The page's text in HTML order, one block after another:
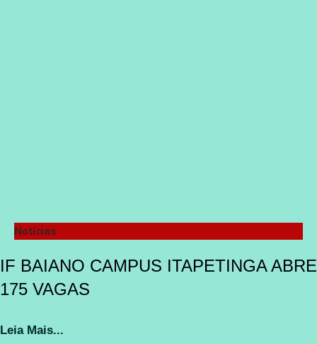
Notícias
IF BAIANO CAMPUS ITAPETINGA ABRE
175 VAGAS
Leia Mais...